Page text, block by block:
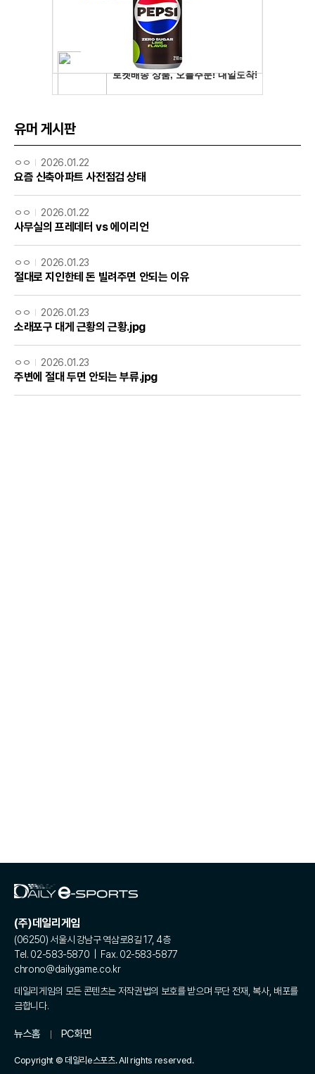
유머 게시판
ㅇㅇ 2026.01.22
요즘 신축아파트 사전점검 상태
ㅇㅇ 2026.01.22
사무실의 프레데터 vs 에이리언
ㅇㅇ 2026.01.23
절대로 지인한테 돈 빌려주면 안되는 이유
ㅇㅇ 2026.01.23
소래포구 대게 근황의 근황.jpg
ㅇㅇ 2026.01.23
주변에 절대 두면 안되는 부류.jpg
(주)데일리게임
(06250) 서울시 강남구 역삼로8길 17, 4층
Tel. 02-583-5870 | Fax. 02-583-5877
chrono@dailygame.co.kr
데일리게임의 모든 콘텐츠는 저작권법의 보호를 받으며 무단 전재, 복사, 배포를
금합니다.
뉴스홈 PC화면
Copyright © 데일리e스포츠. All rights reserved.